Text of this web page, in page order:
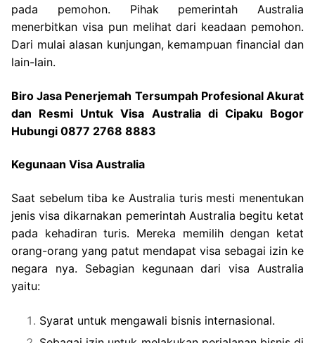
pada pemohon. Pihak pemerintah Australia
menerbitkan visa pun melihat dari keadaan pemohon.
Dari mulai alasan kunjungan, kemampuan financial dan
lain-lain.
Biro Jasa Penerjemah Tersumpah Profesional Akurat
dan Resmi Untuk Visa Australia di Cipaku Bogor
Hubungi 0877 2768 8883
Kegunaan Visa Australia
Saat sebelum tiba ke Australia turis mesti menentukan
jenis visa dikarnakan pemerintah Australia begitu ketat
pada kehadiran turis. Mereka memilih dengan ketat
orang-orang yang patut mendapat visa sebagai izin ke
negara nya. Sebagian kegunaan dari visa Australia
yaitu:
Syarat untuk mengawali bisnis internasional.